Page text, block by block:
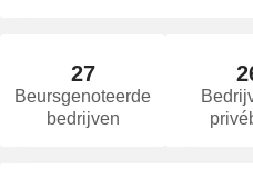
27
Beursgenoteerde
bedrijven